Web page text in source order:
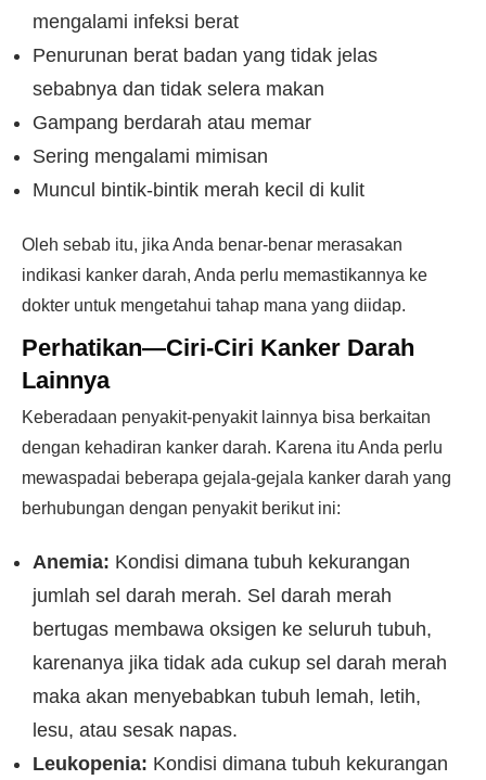
mengalami infeksi berat
Penurunan berat badan yang tidak jelas
sebabnya dan tidak selera makan
Gampang berdarah atau memar
Sering mengalami mimisan
Muncul bintik-bintik merah kecil di kulit
Oleh sebab itu, jika Anda benar-benar merasakan
indikasi kanker darah, Anda perlu memastikannya ke
dokter untuk mengetahui tahap mana yang diidap.
Perhatikan—Ciri-Ciri Kanker Darah
Lainnya
Keberadaan penyakit-penyakit lainnya bisa berkaitan
dengan kehadiran kanker darah. Karena itu Anda perlu
mewaspadai beberapa gejala-gejala kanker darah yang
berhubungan dengan penyakit berikut ini:
Anemia: Kondisi dimana tubuh kekurangan
jumlah sel darah merah. Sel darah merah
bertugas membawa oksigen ke seluruh tubuh,
karenanya jika tidak ada cukup sel darah merah
maka akan menyebabkan tubuh lemah, letih,
lesu, atau sesak napas.
Leukopenia: Kondisi dimana tubuh kekurangan